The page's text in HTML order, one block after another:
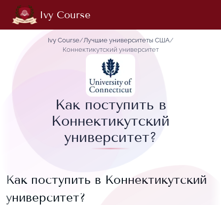
Ivy Course
Ivy Course/Лучшие университеты США/
Коннектикутский университет
Как поступить в
Коннектикутский
университет?
Как поступить в Коннектикутский
университет?